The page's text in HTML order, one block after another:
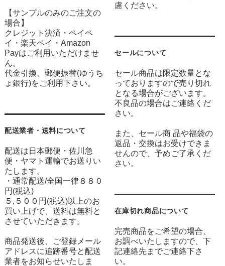
【サンプルのみのご注文の
場合】
クレジット決済・ペイペ
イ・楽天ペイ・Amazon
Payはご利用いただけませ
ん。
代金引換、郵便振替(ゆうち
ょ銀行)をご利用下さい。
配送業者・送料について
配送は日本郵便・佐川急
便・ヤマト運輸でお送りい
たします。
・通常配送/全国一律８８０
円(税込)
５,５００円(税込)以上のお
買い上げで、送料は無料と
させていただきます。
商品発送後、ご登録メール
アドレスに追跡番号と配送
業者をお知らせいたしま
慮ください。
セールについて
セール商品は限定数量とな
っておりますので売り切れ
となる場合がございます。
不良品の場合はご連絡くだ
さい。
また、セール商 品や福袋の
返品・交換はお受けできま
せんので、予めご了承くだ
さい。
在庫切れ商品について
完売商品をご希望の場合、
お調べいたしますので、下
記連絡先までご連絡下さ
い。